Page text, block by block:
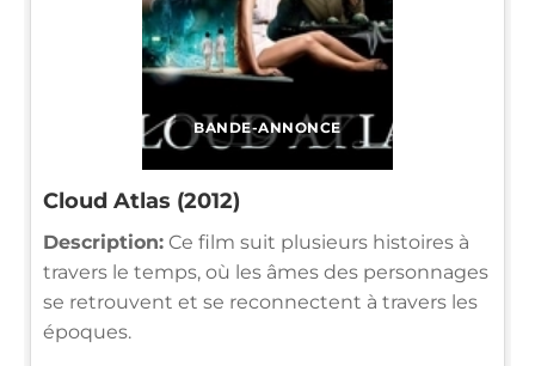
BANDE-ANNONCE
Cloud Atlas (2012)
Description: Ce film suit plusieurs histoires à
travers le temps, où les âmes des personnages
se retrouvent et se reconnectent à travers les
époques.